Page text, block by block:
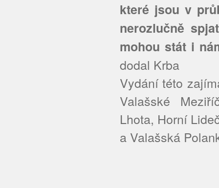
které jsou v
nerozlučně
mohou stát i
dodal Krba
Vydání této
Valašské
Lhota, Horní
a Valašská